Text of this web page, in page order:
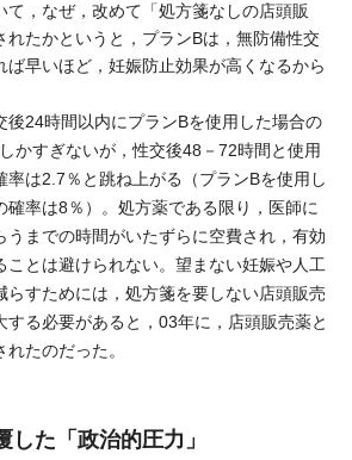
て，なぜ，改めて「処方箋なしの店頭販
れたかというと，プランBは，無防備性交
ば早いほど，妊娠防止効果が高くなるから
24時間以内にプランBを使用した場合の
かすぎないが，性交後48－72時間と使用
率は2.7％と跳ね上がる（プランBを使用し
確率は8％）。処方薬である限り，医師に
うまでの時間がいたずらに空費され，有効
ことは避けられない。望まない妊娠や人工
らすためには，処方箋を要しない店頭販売
する必要があると，03年に，店頭販売薬と
たのだった。
た「政治的圧力」